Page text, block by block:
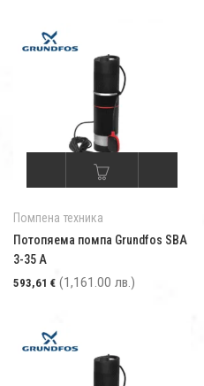
Помпена техника
Потопяема помпа Grundfos SBA
3-35 A
593,61 € (1,161.00 лв.)